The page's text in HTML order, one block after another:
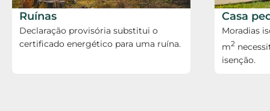
Ruínas
Declaração provisória substitui o
certificado energético para uma ruína.
Casa
Moradias
m2
isenção.